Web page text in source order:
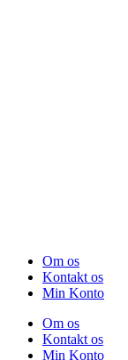
Om os
Kontakt os
Min Konto
Om os
Kontakt os
Min Konto